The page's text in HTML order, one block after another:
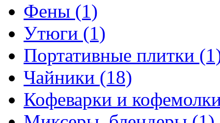
Фены (1)
Утюги (1)
Портативные плитки
Чайники (18)
Кофеварки и